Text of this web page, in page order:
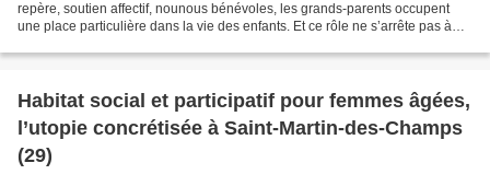
repère, soutien affectif, nounous bénévoles, les grands-parents occupent
une place particulière dans la vie des enfants. Et ce rôle ne s’arrête pas à
Habitat social et participatif pour femmes âgées,
l’utopie concrétisée à Saint-Martin-des-Champs
(29)